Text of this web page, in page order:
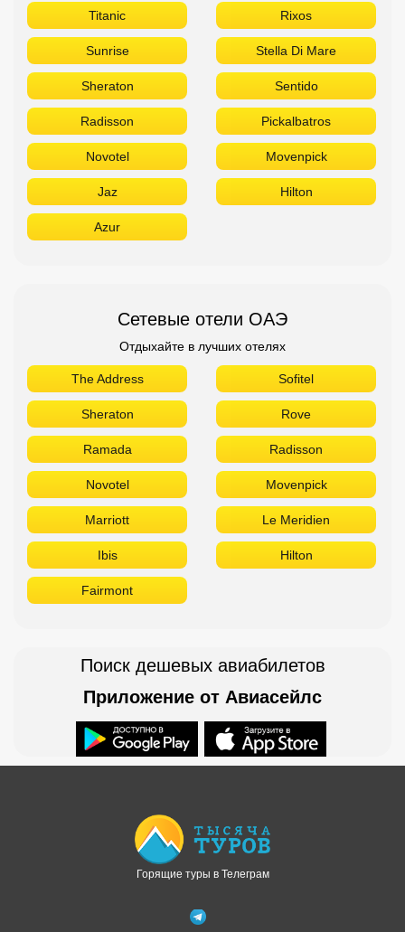
Titanic Rixos
Sunrise Stella Di Mare
Sheraton Sentido
Radisson Pickalbatros
Novotel Movenpick
Jaz Hilton
Azur
Сетевые отели ОАЭ
Отдыхайте в лучших отелях
The Address Sofitel
Sheraton Rove
Ramada Radisson
Novotel Movenpick
Marriott Le Meridien
Ibis Hilton
Fairmont
Поиск дешевых авиабилетов
Приложение от Авиасейлс
Горящие туры в Телеграм